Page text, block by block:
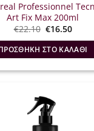
Professionnel
Art Fix Max 200ml
€22.10 Original
was:
€22.10.
€16.50Η
τιμή
είναι:
ΣΤΟ ΚΑΛΆΘΙ